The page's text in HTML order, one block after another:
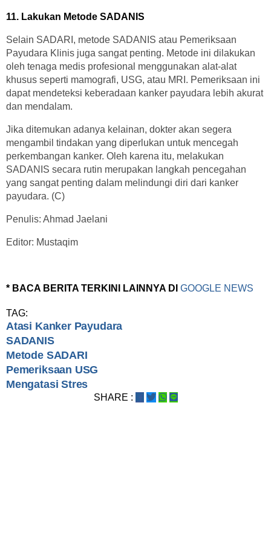
11. Lakukan Metode SADANIS
Selain SADARI, metode SADANIS atau Pemeriksaan
Payudara Klinis juga sangat penting. Metode ini dilakukan
oleh tenaga medis profesional menggunakan alat-alat
khusus seperti mamografi, USG, atau MRI. Pemeriksaan ini
dapat mendeteksi keberadaan kanker payudara lebih akurat
dan mendalam.
Jika ditemukan adanya kelainan, dokter akan segera
mengambil tindakan yang diperlukan untuk mencegah
perkembangan kanker. Oleh karena itu, melakukan
SADANIS secara rutin merupakan langkah pencegahan
yang sangat penting dalam melindungi diri dari kanker
payudara. (C)
Penulis: Ahmad Jaelani
Editor: Mustaqim
* BACA BERITA TERKINI LAINNYA DI GOOGLE NEWS
TAG:
Atasi Kanker Payudara
SADANIS
Metode SADARI
Pemeriksaan USG
Mengatasi Stres
SHARE :